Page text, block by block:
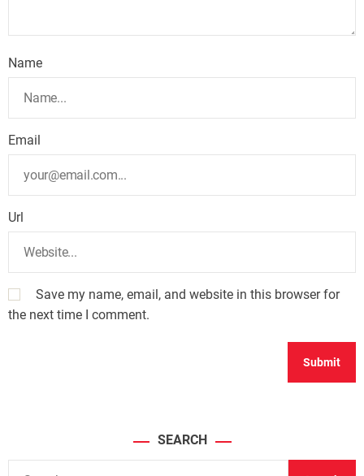
Name
Email
Url
Save my name, email, and website in this browser for
the next time I comment.
SEARCH